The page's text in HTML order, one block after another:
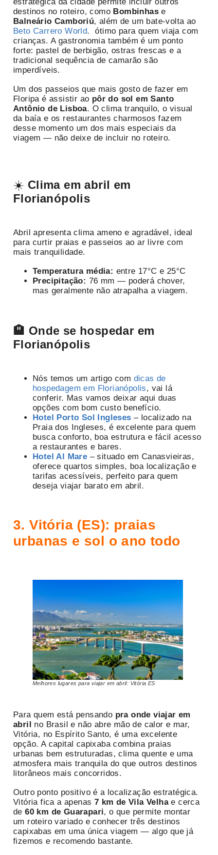
estratégica da cidade permite incluir outros
destinos no roteiro, como Bombinhas e
Balneário Camboriú, além de um bate-volta ao
Beto Carrero World. ótimo para quem viaja com
crianças. A gastronomia também é um ponto
forte: pastel de berbigão, ostras frescas e a
tradicional sequência de camarão são
imperdíveis.
Um dos passeios que mais gosto de fazer em
Floripa é assistir ao pôr do sol em Santo
Antônio de Lisboa. O clima tranquilo, o visual
da baía e os restaurantes charmosos fazem
desse momento um dos mais especiais da
viagem — não deixe de incluir no roteiro.
☀️ Clima em abril em
Florianópolis
Abril apresenta clima ameno e agradável, ideal
para curtir praias e passeios ao ar livre com
mais tranquilidade.
Temperatura média: entre 17°C e 25°C
Precipitação: 76 mm — poderá chover,
mas geralmente não atrapalha a viagem.
🏨 Onde se hospedar em
Florianópolis
Nós temos um artigo com dicas de
hospedagem em Florianópolis, vai lá
conferir. Mas vamos deixar aqui duas
opções com bom custo benefício.
Hotel Porto Sol Ingleses – localizado na
Praia dos Ingleses, é excelente para quem
busca conforto, boa estrutura e fácil acesso
a restaurantes e bares.
Hotel Al Mare – situado em Canasvieiras,
oferece quartos simples, boa localização e
tarifas acessíveis, perfeito para quem
deseja viajar barato em abril.
3. Vitória (ES): praias
urbanas e sol o ano todo
Melhores lugares para viajar em abril: Vitória ES
Para quem está pensando pra onde viajar em
abril no Brasil e não abre mão de calor e mar,
Vitória, no Espírito Santo, é uma excelente
opção. A capital capixaba combina praias
urbanas bem estruturadas, clima quente e uma
atmosfera mais tranquila do que outros destinos
litorâneos mais concorridos.
Outro ponto positivo é a localização estratégica.
Vitória fica a apenas 7 km de Vila Velhae cerca
de60 km de Guarapari, o que permite montar
um roteiro variado e conhecer três destinos
capixabas em uma única viagem — algo que já
fizemos e recomendo bastante.